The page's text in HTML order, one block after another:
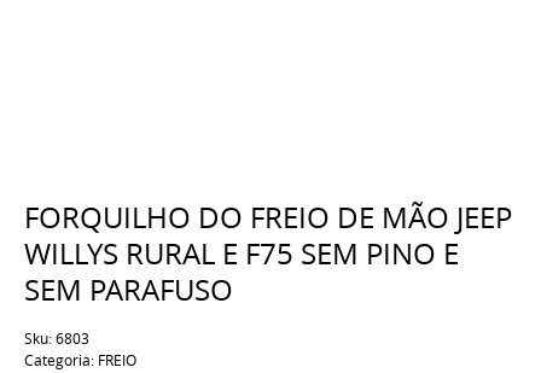
FORQUILHO DO FREIO DE MÃO JEEP
WILLYS RURAL E F75 SEM PINO E
SEM PARAFUSO
Sku:6803
Categoria: FREIO